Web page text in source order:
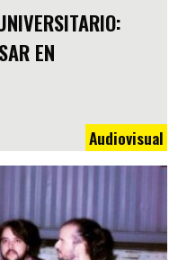
EN
Audiovisual